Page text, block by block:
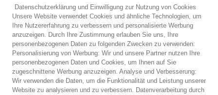
You are not sure?
If you are unsure, you can get free advice from one
support@abo-hilfe.de
© 2021 abo-hilfe.de
*Note: abo-hilfe.de serves as an informative website. The
consumer receives information and tips and tricks on the
Datenschutzerklärung und Einwilligung zur Nutzung von Cookies
Unsere Website verwendet Cookies und ähnliche Technologien, um
Ihre Nutzererfahrung zu verbessern und personalisierte Werbung
anzuzeigen. Durch Ihre Zustimmung erlauben Sie uns, Ihre
personenbezogenen Daten zu folgenden Zwecken zu verwenden:
Personalisierung von Werbung: Wir und unsere Partner nutzen Ihre
personenbezogenen Daten und Cookies, um Ihnen auf Sie
zugeschnittene Werbung anzuzeigen. Analyse und Verbesserung:
Wir verwenden die Daten, um die Funktionalität und Leistung unserer
Website zu analysieren und zu verbessern. Datenverarbeitung durch